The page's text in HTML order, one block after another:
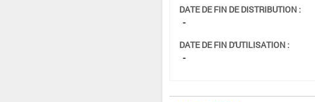
DATE DE FIN DE DISTRIBUTION :
-
DATE DE FIN D'UTILISATION :
-